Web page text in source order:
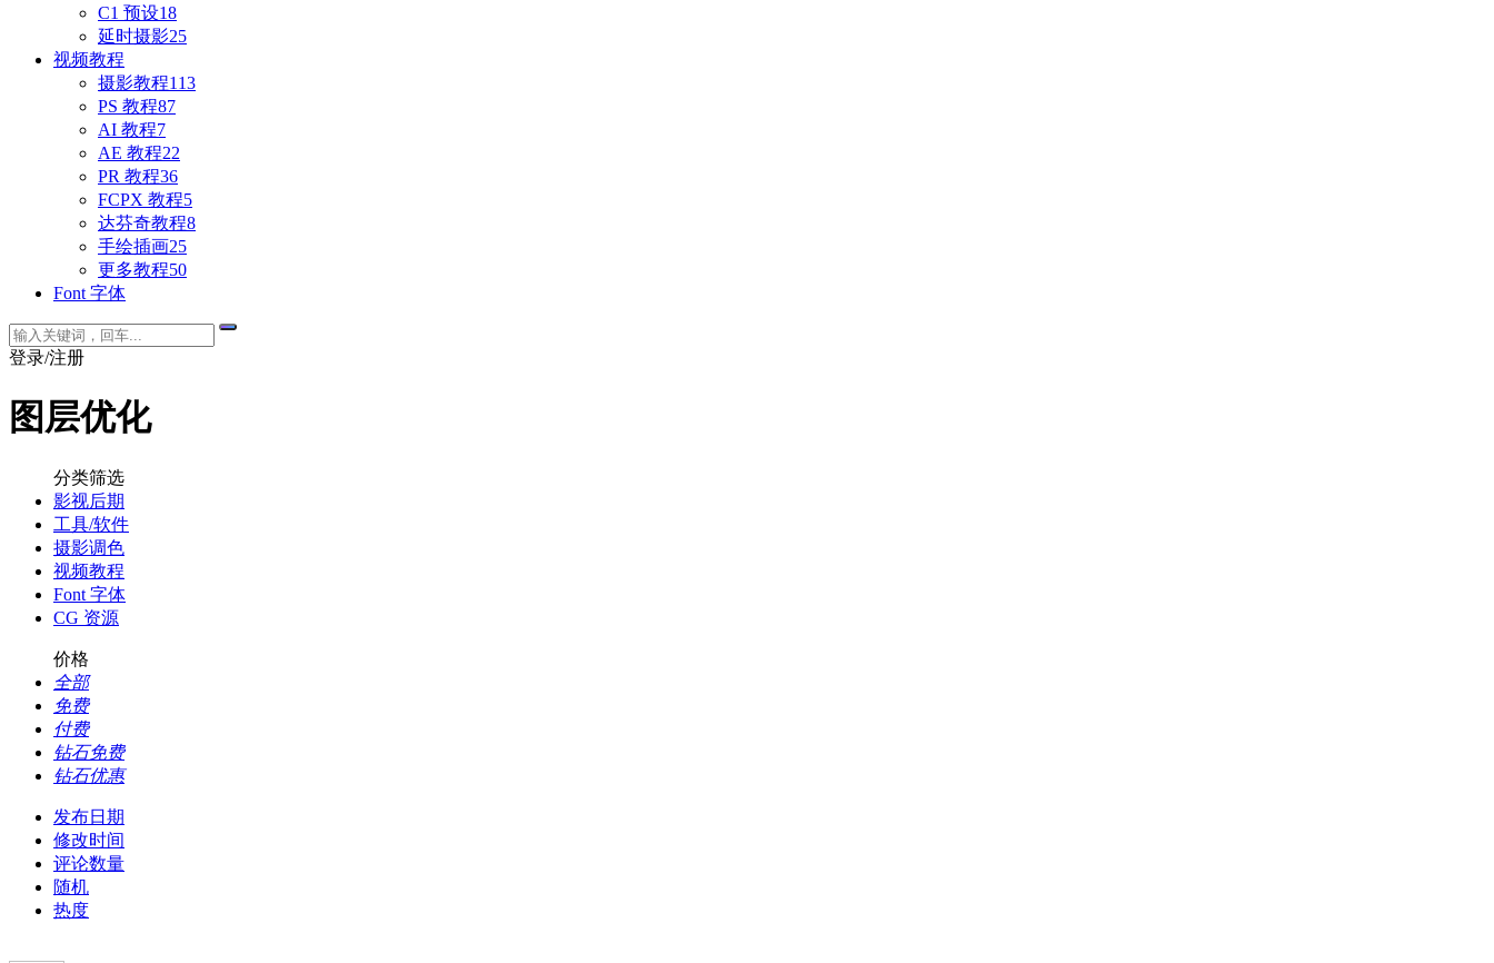
C1 预设18
延时摄影25
视频教程
摄影教程113
PS 教程87
AI 教程7
AE 教程22
PR 教程36
FCPX 教程5
达芬奇教程8
手绘插画25
更多教程50
Font 字体
登录/注册
图层优化
分类筛选
影视后期
工具/软件
摄影调色
视频教程
Font 字体
CG 资源
价格
全部
免费
付费
钻石免费
钻石优惠
发布日期
修改时间
评论数量
随机
热度